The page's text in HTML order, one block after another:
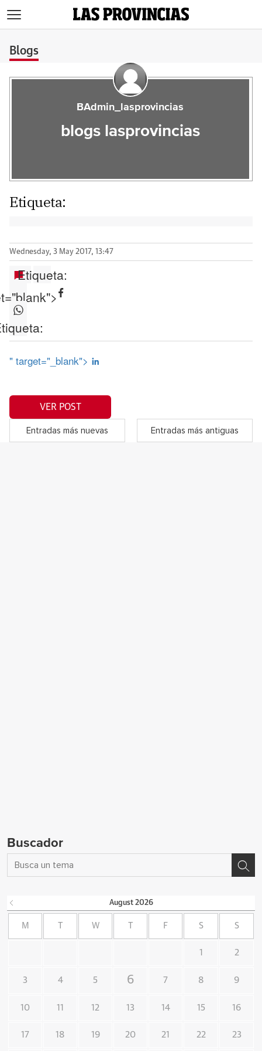
Blogs
BAdmin_lasprovincias
blogs lasprovincias
Etiqueta:
Wednesday, 3 May 2017, 13:47
Etiqueta:
" target="_blank">
VER POST
Entradas más nuevas Entradas más antiguas
Buscador
August 2026
M W F S S
1 2
3 4 5 6 7 8 9
10 11 12 13 14 15 16
17 18 19 20 21 22 23